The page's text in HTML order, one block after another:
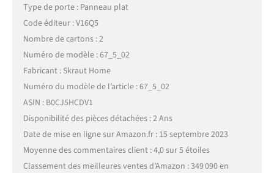
Type de porte : Panneau plat
Code éditeur : V16Q5
Nombre de cartons : 2
Numéro de modèle : 67_5_02
Fabricant : Skraut Home
Numéro du modèle de l’article : 67_5_02
ASIN : B0CJ5HCDV1
Disponibilité des pièces détachées : 2 Ans
Date de mise en ligne sur Amazon.fr : 15 septembre 2023
Moyenne des commentaires client : 4,0 sur 5 étoiles
Classement des meilleures ventes d’Amazon : 349 090 en